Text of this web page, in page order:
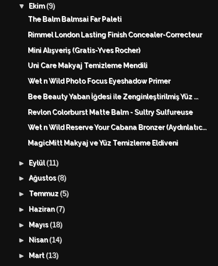
▼ Ekim(9)
The Balm Balmsai Far Paleti
Rimmel London Lasting Finish Concealer-Correcteur
Mini Alışveriş (Gratis-Yves Rocher)
Uni Care Makyaj Temizleme Mendili
Wet n Wild Photo Focus Eyeshadow Primer
Bee Beauty Yaban İğdesi ile Zenginleştirilmiş Yüz ...
Revlon Colorburst Matte Balm - Sultry Sulfureuse
Wet n Wild Reserve Your Cabana Bronzer (Aydınlatıc...
MagicMitt Makyaj ve Yüz Temizleme Eldiveni
► Eylül(11)
►Ağustos(8)
► Temmuz (5)
► Haziran(7)
► Mayıs(18)
► Nisan(14)
► Mart(13)